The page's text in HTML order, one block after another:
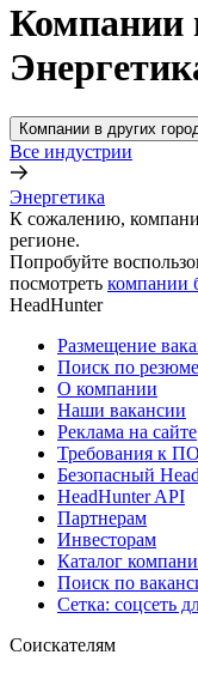
Компании
Компании в других
Все индустрии
Энергетика
К сожалению,
регионе.
Попробуйте
посмотреть компании
HeadHunter
Размещение
Поиск по резюме
О компании
Наши вакансии
Реклама на сайте
Требования к ПО
Безопасный
HeadHunter API
Партнерам
Инвесторам
Каталог
Поиск по
Сетка: соцсеть
Соискателям